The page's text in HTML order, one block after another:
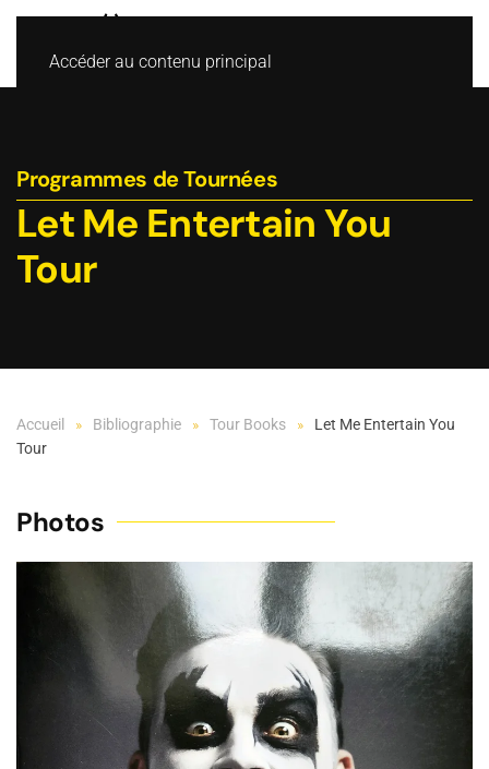
Accéder au contenu principal
Programmes de Tournées
Let Me Entertain You
Tour
Accueil Bibliographie Tour Books
Let Me Entertain You
Tour
Photos